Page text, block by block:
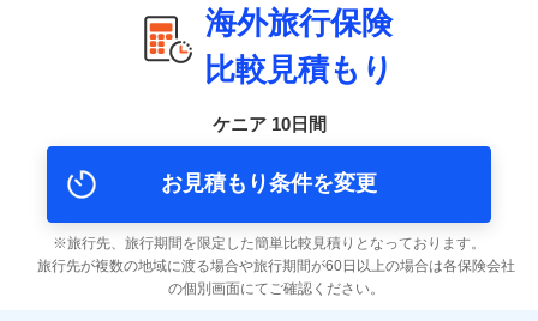
海外旅行保険
比較見積もり
ケニア 10日間
お見積もり条件を変更
旅行先、旅行期間を限定した簡単比較見積りとなっております。
旅行先が複数の地域に渡る場合や旅行期間が60日以上の場合は各保険会社
の個別画面にてご確認ください。